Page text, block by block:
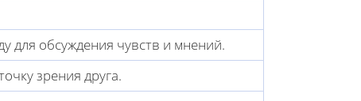
для обсуждения чувств и мнений.
зрения друга.